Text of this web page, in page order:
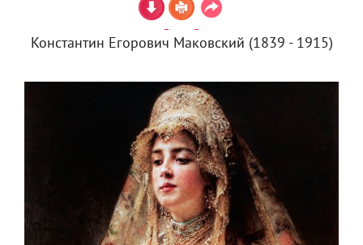
Константин Егорович Маковский (1839 - 1915)